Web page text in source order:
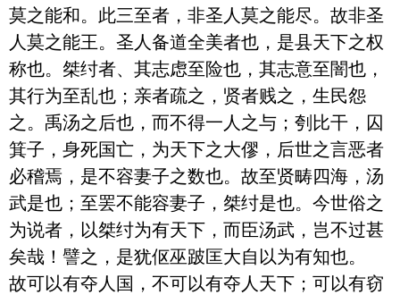
莫之能和。此三至者，非圣人莫之能尽。故非圣
人莫之能王。圣人备道全美者也，是县天下之权
称也。桀纣者、其志虑至险也，其志意至闇也，
其行为至乱也；亲者疏之，贤者贱之，生民怨
之。禹汤之后也，而不得一人之与；刳比干，囚
箕子，身死国亡，为天下之大僇，后世之言恶者
必稽焉，是不容妻子之数也。故至贤畴四海，汤
武是也；至罢不能容妻子，桀纣是也。今世俗之
为说者，以桀纣为有天下，而臣汤武，岂不过甚
矣哉！譬之，是犹伛巫跛匡大自以为有知也。
故可以有夺人国，不可以有夺人天下；可以有窃